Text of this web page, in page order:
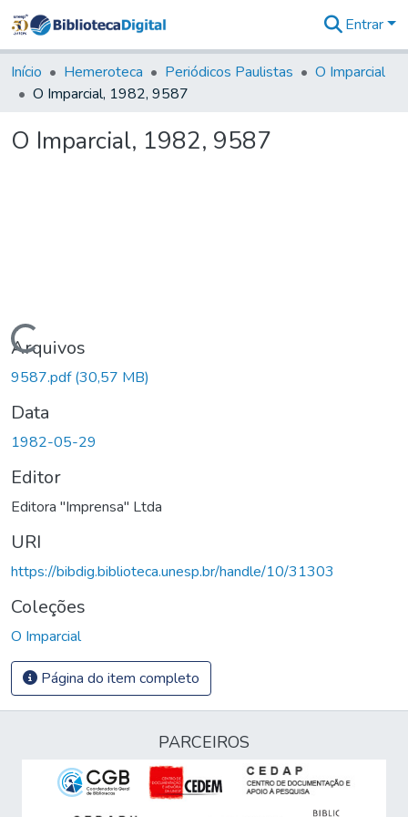
&
Coleções
Tudo na
Digital
Entrar
Início Hemeroteca Periódicos Paulistas
O Imparcial
O Imparcial, 1982, 9587
O Imparcial, 1982, 9587
Carregando...
Arquivos
9587.pdf(30,57 MB)
Data
1982-05-29
Editor
Editora "Imprensa" Ltda
URI
https://bibdig.biblioteca.unesp.br/handle/10/31303
Coleções
O Imparcial
Página do item completo
PARCEIROS